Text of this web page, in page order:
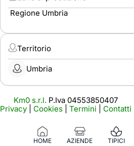
HOME AZIENDE TIPICI
Regione Umbria
Territorio
Umbria
Km0 s.r.l. P.Iva 04553850407
Privacy
Cookies Termini Contatti